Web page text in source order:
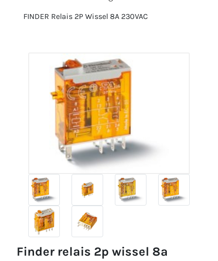
FINDER Relais 2P Wissel 8A 230VAC
finder relais 2p wissel 8a